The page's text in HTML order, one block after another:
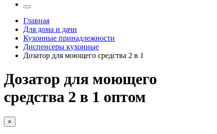
Главная
Для дома и дачи
Кухонные принадлежности
Диспенсеры кухонные
Дозатор для моющего средства 2 в 1
Дозатор для моющего
средства 2 в 1 оптом
×